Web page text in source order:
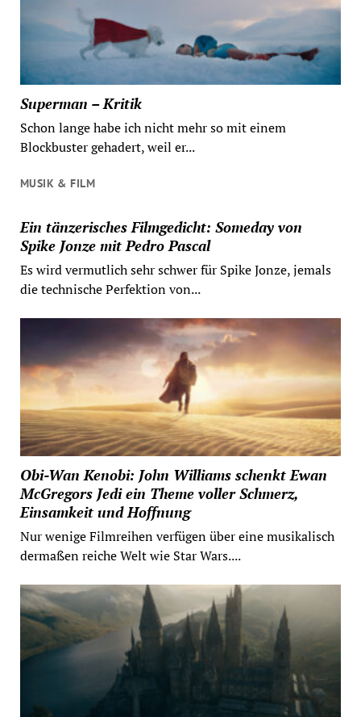
Superman – Kritik
Schon lange habe ich nicht mehr so mit einem
Blockbuster gehadert, weil er...
MUSIK & FILM
Ein tänzerisches Filmgedicht: Someday von
Spike Jonze mit Pedro Pascal
Es wird vermutlich sehr schwer für Spike Jonze, jemals
die technische Perfektion von...
Obi-Wan Kenobi: John Williams schenkt Ewan
McGregors Jedi ein Theme voller Schmerz,
Einsamkeit und Hoffnung
Nur wenige Filmreihen verfügen über eine musikalisch
dermaßen reiche Welt wie Star Wars....